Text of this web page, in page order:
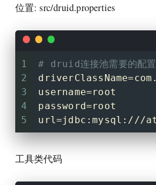
位置: src/druid.properties
1
2
3
4
5
# druid连接池需要的配
username=root
password=root
url=jdbc:mysql:///
工具类代码